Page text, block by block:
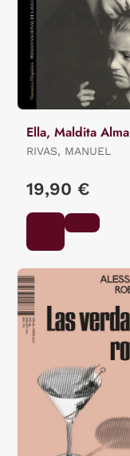
Ella, Maldita Alma
RIVAS, MANUEL
19,90 €